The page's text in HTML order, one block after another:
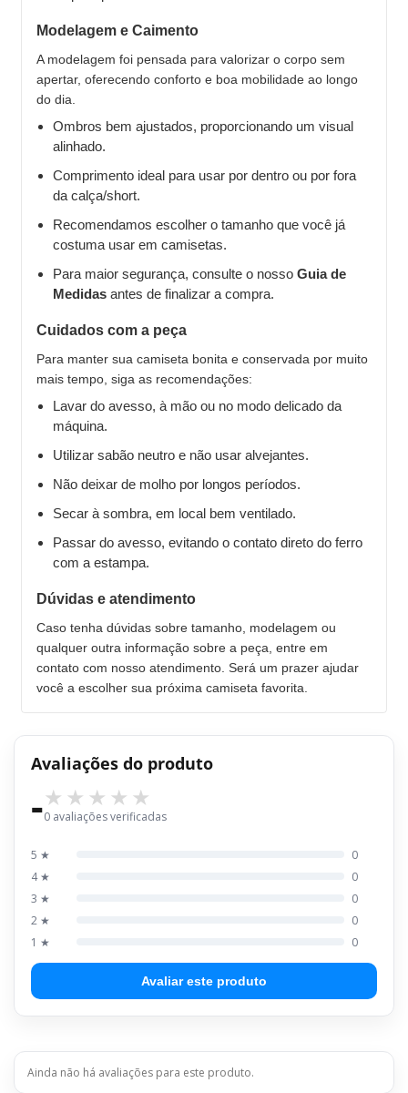
Modelagem e Caimento
A modelagem foi pensada para valorizar o corpo sem
apertar, oferecendo conforto e boa mobilidade ao longo
do dia.
Ombros bem ajustados, proporcionando um visual
alinhado.
Comprimento ideal para usar por dentro ou por fora
da calça/short.
Recomendamos escolher o tamanho que você já
costuma usar em camisetas.
Para maior segurança, consulte o nosso Guia de
Medidas antes de finalizar a compra.
Cuidados com a peça
Para manter sua camiseta bonita e conservada por muito
mais tempo, siga as recomendações:
Lavar do avesso, à mão ou no modo delicado da
máquina.
Utilizar sabão neutro e não usar alvejantes.
Não deixar de molho por longos períodos.
Secar à sombra, em local bem ventilado.
Passar do avesso, evitando o contato direto do ferro
com a estampa.
Dúvidas e atendimento
Caso tenha dúvidas sobre tamanho, modelagem ou
qualquer outra informação sobre a peça, entre em
contato com nosso atendimento. Será um prazer ajudar
você a escolher sua próxima camiseta favorita.
Avaliações do produto
-0 avaliações verificadas
5 ★
0
4 ★
0
3 ★
0
2 ★
0
1 ★
0
Avaliar este produto
Ainda não há avaliações para este produto.